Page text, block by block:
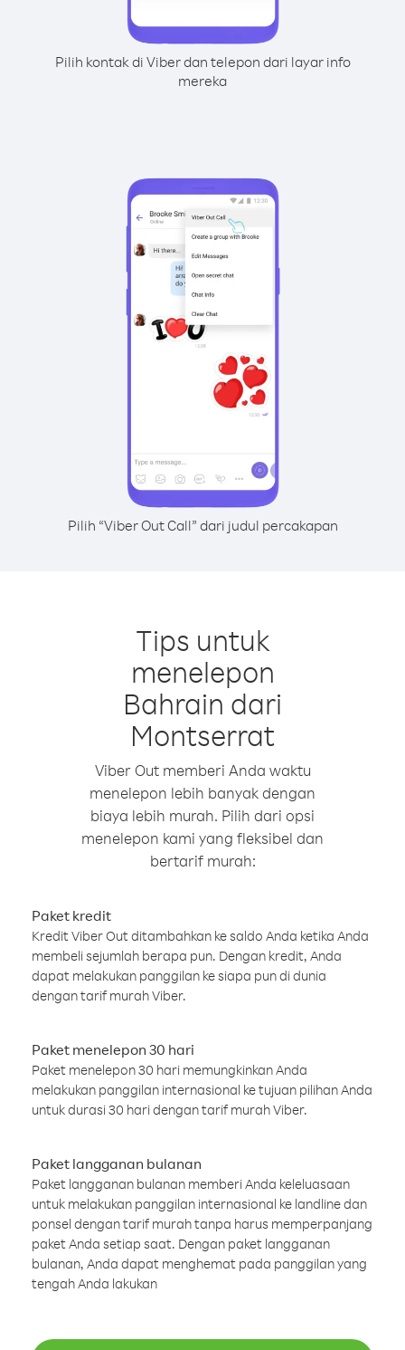
Pilih kontak di Viber dan telepon dari layar info
mereka
Pilih “Viber Out Call” dari judul percakapan
Tips untuk
menelepon
Bahrain dari
Montserrat
Viber Out memberi Anda waktu
menelepon lebih banyak dengan
biaya lebih murah. Pilih dari opsi
menelepon kami yang fleksibel dan
bertarif murah:
Paket kredit
Kredit Viber Out ditambahkan ke saldo Anda ketika Anda
membeli sejumlah berapa pun. Dengan kredit, Anda
dapat melakukan panggilan ke siapa pun di dunia
dengan tarif murah Viber.
Paket menelepon 30 hari
Paket menelepon 30 hari memungkinkan Anda
melakukan panggilan internasional ke tujuan pilihan Anda
untuk durasi 30 hari dengan tarif murah Viber.
Paket langganan bulanan
Paket langganan bulanan memberi Anda keleluasaan
untuk melakukan panggilan internasional ke landline dan
ponsel dengan tarif murah tanpa harus memperpanjang
paket Anda setiap saat. Dengan paket langganan
bulanan, Anda dapat menghemat pada panggilan yang
tengah Anda lakukan